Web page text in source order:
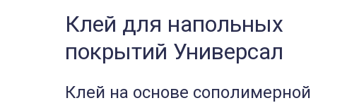
Клей для напольных
покрытий Универсал
Клей на основе сополимерной